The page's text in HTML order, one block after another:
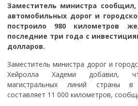
Заместитель министра
автомобильных дорог и
построило 980 километров
последние три года с
долларов.
Заместитель министра дорог и
Хейролла Хадеми добавил,
магистральных линий страны
составляет 11 000 километров,